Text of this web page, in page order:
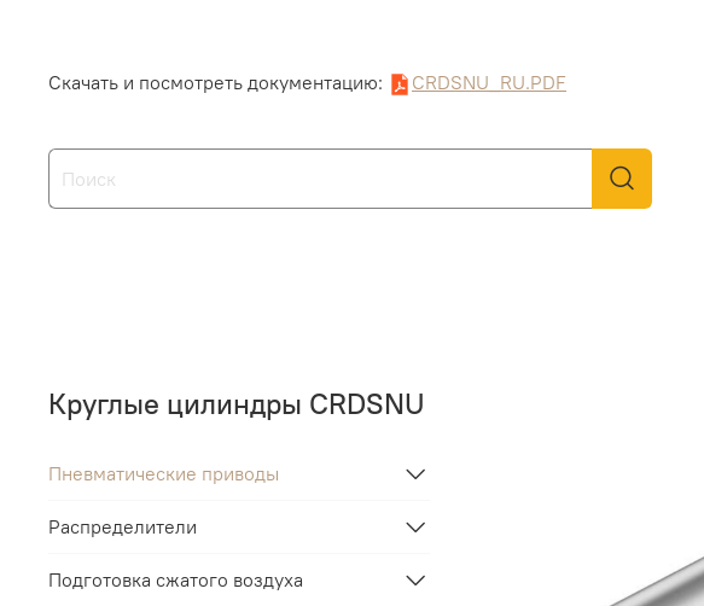
Скачать и посмотреть документацию: CRDSNU_RU.PDF
Круглые цилиндры CRDSNU
Пневматические приводы
Распределители
Подготовка сжатого воздуха